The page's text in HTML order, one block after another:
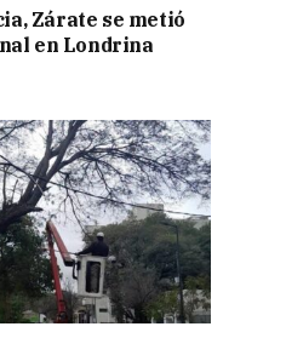
Zárate se metió
en Londrina